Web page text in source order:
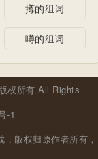
撙的组词
噂的组词
权所有 All Rights
-1
版权归原作者所有，